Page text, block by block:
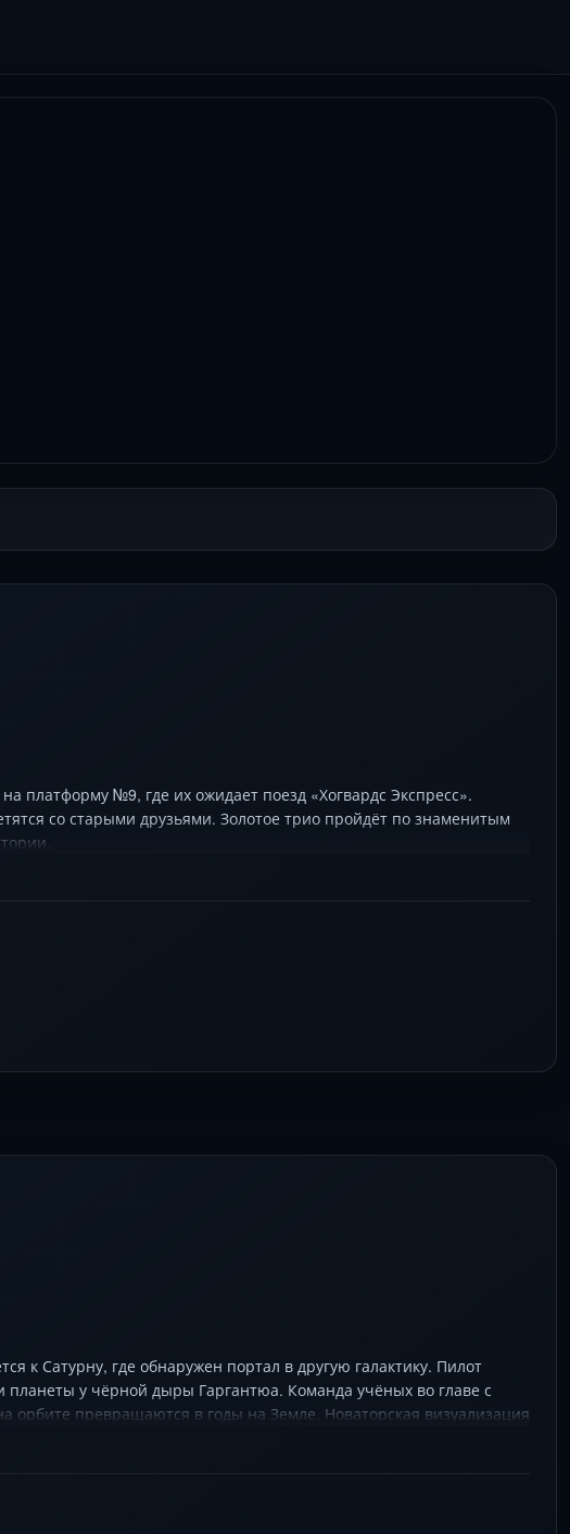
платформу №9, где их ожидает поезд «Хогвардс Экспресс».
со старыми друзьями. Золотое трио пройдёт по знаменитым
к Сатурну, где обнаружен портал в другую галактику. Пилот
у чёрной дыры Гаргантюа. Команда учёных во главе с
превращаются в годы на Земле. Новаторская визуализация
создают уникальный Sci-Fi опыт. Саундтрек Ханса Циммера